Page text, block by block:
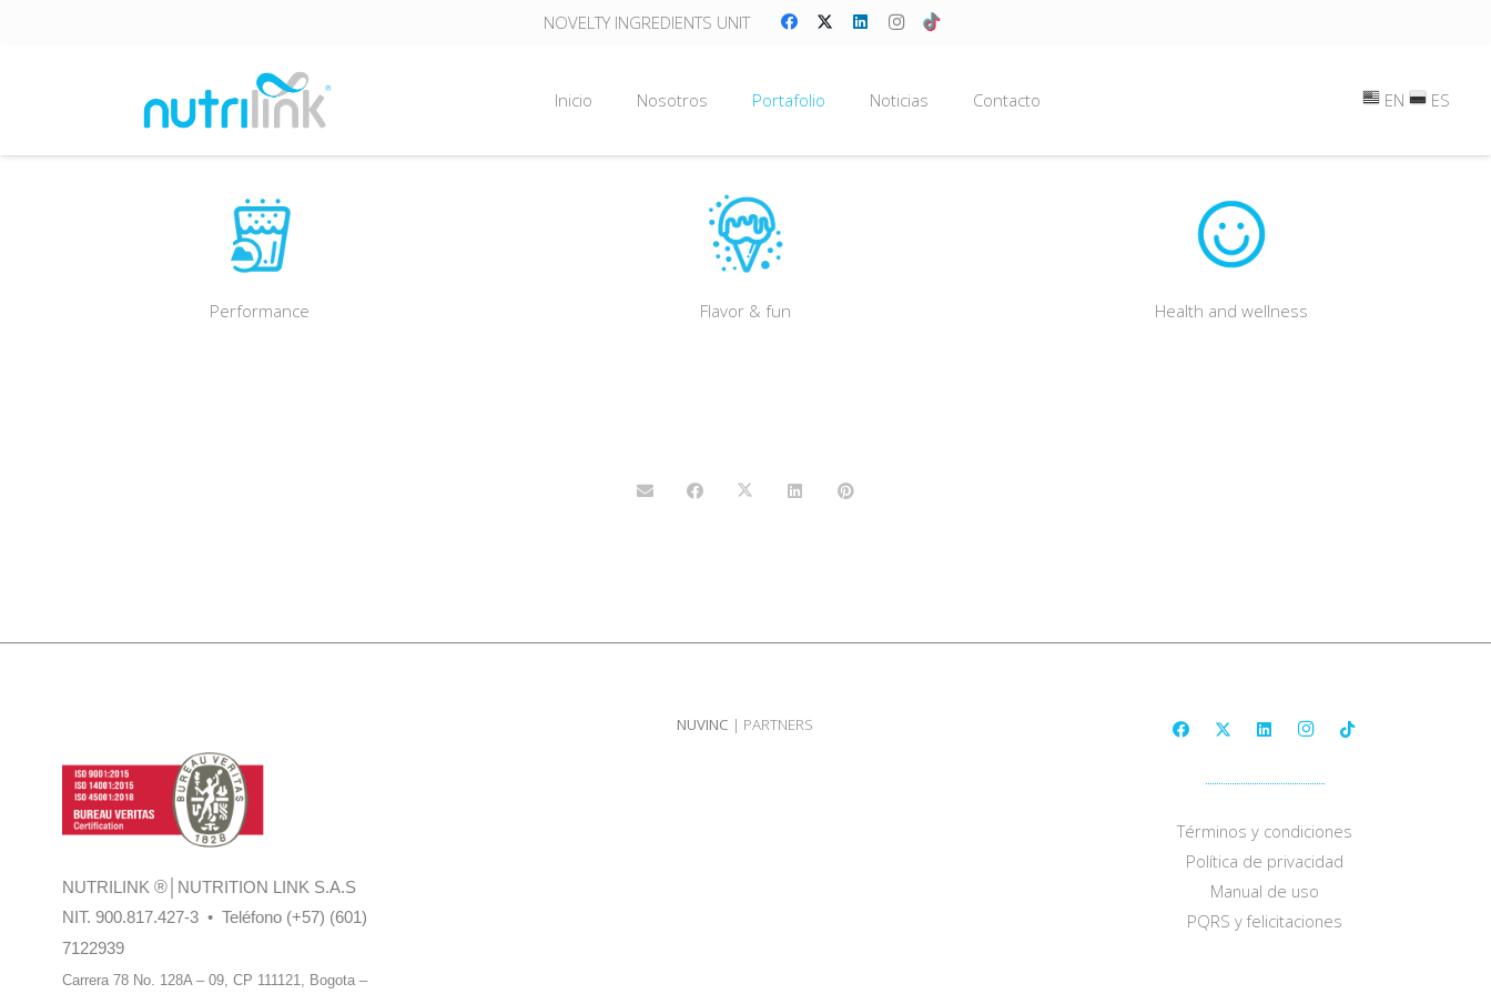
NOVELTY INGREDIENTS UNIT
Inicio Nosotros Portafolio Noticias Contacto EN ES
Performance Flavor & fun Health and wellness
NUTRILINK® │NUTRITION LINK S.A.S
NIT. 900.817.427-3 • Teléfono (+57) (601)
7122939
Carrera 78 No. 128A – 09, CP 111121, Bogota –
NUVINC | PARTNERS
Términos y condiciones
Política de privacidad
Manual de uso
PQRS y felicitaciones